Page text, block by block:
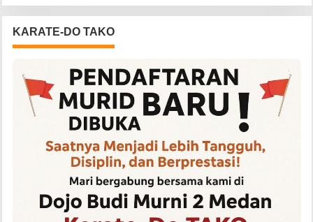
KARATE-DO TAKO